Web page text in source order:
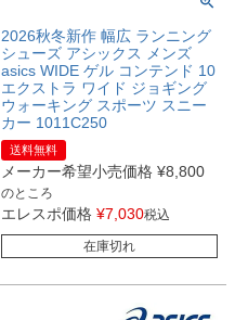
2026秋冬新作 幅広 ランニング
シューズ アシックス メンズ
asics WIDE ゲル コンテンド 10
エクストラ ワイド ジョギング
ウォーキング スポーツ スニー
カー 1011C250
送料無料
メーカー希望小売価格 ¥8,800
のところ
エレスポ価格 ¥7,030税込
在庫切れ